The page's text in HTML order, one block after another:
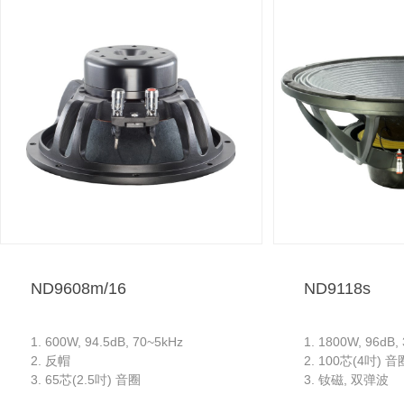
ND9608m/16
1. 600W, 94.5dB, 70~5kHz
2. 反帽
3. 65芯(2.5吋) 音圈
ND9118s
1. 1800W, 96dB,
2. 100芯(4吋) 音
3. 钕磁, 双弹波